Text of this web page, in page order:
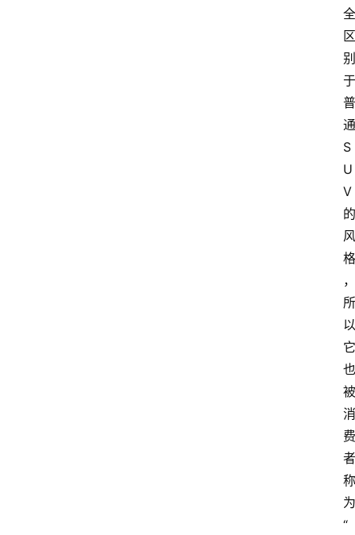
全
区
别
于
普
通
S
U
V
的
风
格
，
所
以
它
也
被
消
费
者
称
为
“